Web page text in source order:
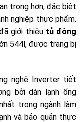
trọng hơn, đặc biệt
nghiệp thực phẩm.
giới thiệu tủ đông
544l, được trang bị
nghệ Inverter tiết
bởi dàn lạnh ống
trong ngành làm
và bảo quản thực